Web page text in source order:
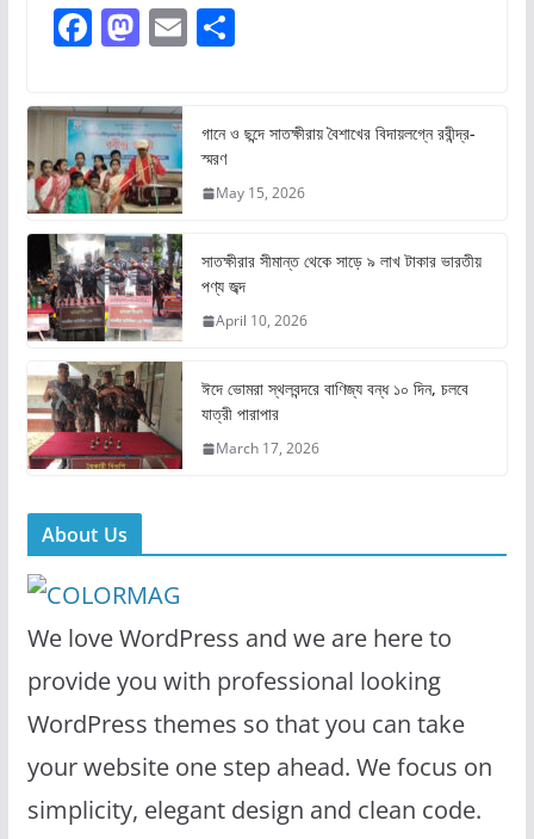
F
c
e
b
o
o
k
M
st
o
d
o
n
E S
e
গানে ও ছন্দে সাতক্ষীরায় বৈশাখের বিদায়লগ্নে রবীন্দ্র-
স্মরণ
May 15, 2026
সাতক্ষীরার সীমান্ত থেকে সাড়ে ৯ লাখ টাকার ভারতীয়
পণ্য জব্দ
April 10, 2026
ঈদে ভোমরা স্থলবন্দরে বাণিজ্য বন্ধ ১০ দিন, চলবে
যাত্রী পারাপার
March 17, 2026
About Us
We love WordPress and we are here to
provide you with professional looking
WordPress themes so that you can take
your website one step ahead. We focus on
simplicity, elegant design and clean code.